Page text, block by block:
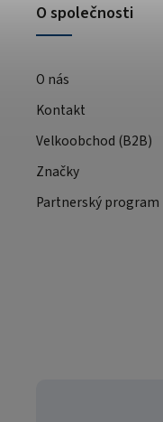
O společnosti
O nás
Kontakt
Velkoobchod (B2B)
Značky
Partnerský program